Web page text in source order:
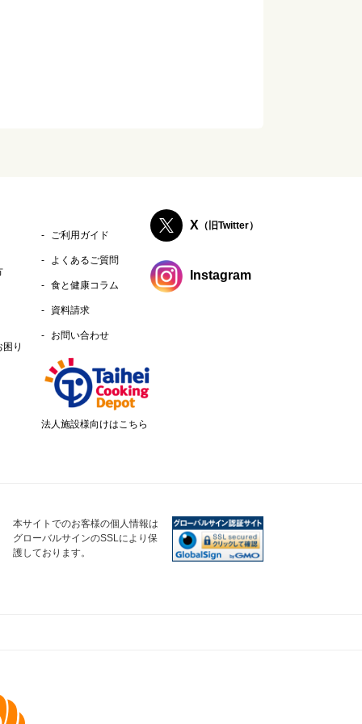
り
ご利用ガイド
よくあるご質問
食と健康コラム
資料請求
お問い合わせ
法人施設様向けはこちら
X （旧Twitter）
Instagram
本サイトでのお客様の個人情報は
グローバルサインのSSLにより保
護しております。